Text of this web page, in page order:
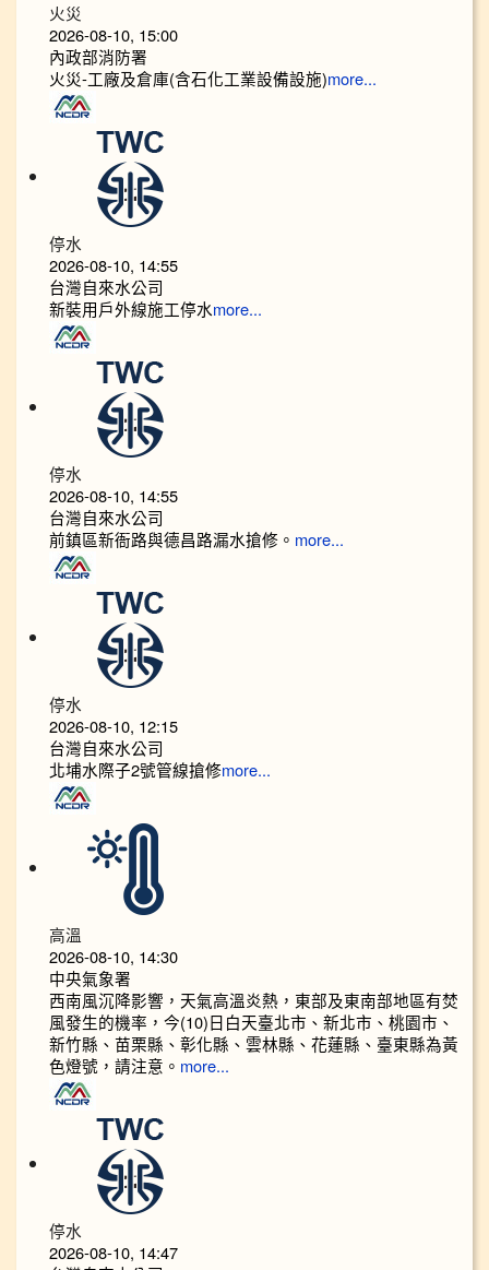
火災
2026-08-10, 15:00
內政部消防署
火災-工廠及倉庫(含石化工業設備設施)more...
停水
2026-08-10, 14:55
台灣自來水公司
新裝用戶外線施工停水more...
停水
2026-08-10, 14:55
台灣自來水公司
前鎮區新衙路與德昌路漏水搶修。 more...
停水
2026-08-10, 12:15
台灣自來水公司
北埔水際子2號管線搶修more...
高溫
2026-08-10, 14:30
中央氣象署
西南風沉降影響，天氣高溫炎熱，東部及東南部地區有焚
風發生的機率，今(10)日白天臺北市、新北市、桃園市、
新竹縣、苗栗縣、彰化縣、雲林縣、花蓮縣、臺東縣為黃
色燈號，請注意。 more...
停水
2026-08-10, 14:47